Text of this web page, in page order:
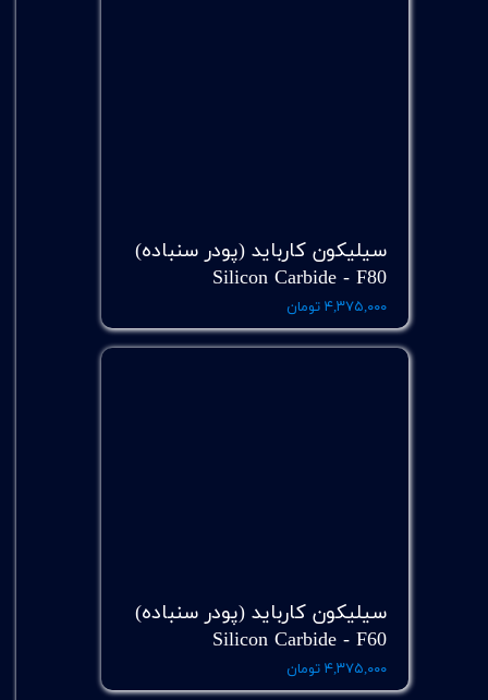
سیلیکون کارباید (پودر سنباده)
Silicon Carbide - F80
۴,۳۷۵,۰۰۰ تومان
سیلیکون کارباید (پودر سنباده)
Silicon Carbide - F60
۴,۳۷۵,۰۰۰ تومان